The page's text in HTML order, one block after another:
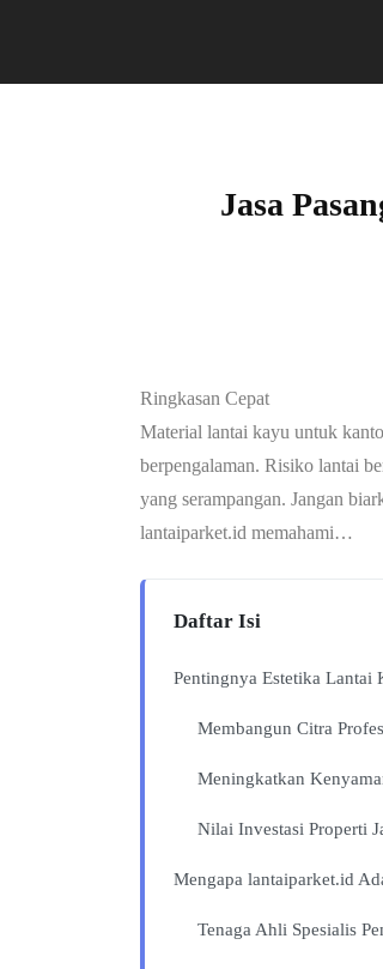
Jasa
Ringkasan Cepat
Material lantai kayu untuk
berpengalaman. Risiko lantai
yang serampangan. Jangan
lantaiparket.id memahami…
Daftar Isi
Pentingnya Estetika
Membangun Citra
Meningkatkan
Nilai Investasi Properti
Mengapa lantaiparket.id
Tenaga Ahli Spesialis